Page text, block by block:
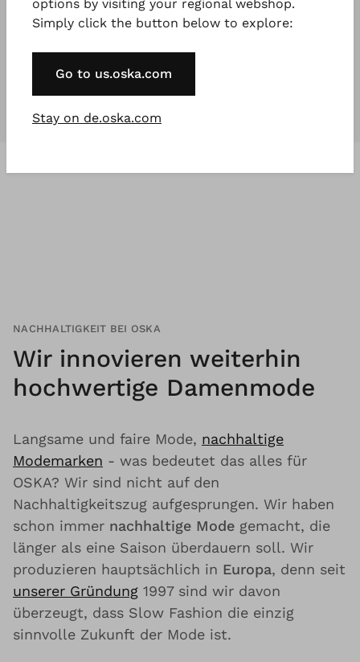
Unsere Kollektionensind fürjeden
der etwas Besonderes will.
NACHHALTIGKEIT BEI OSKA
Wir innovieren weiterhin
hochwertige Damenmode
Langsame und faire Mode, nachhaltige
Modemarken - was bedeutet das alles für
OSKA? Wir sind nicht auf den
Nachhaltigkeitszug aufgesprungen. Wir haben
schon immer nachhaltige Mode gemacht, die
länger als eine Saison überdauern soll. Wir
produzieren hauptsächlich in Europa, denn seit
unserer Gründung 1997 sind wir davon
überzeugt, dass Slow Fashion die einzig
sinnvolle Zukunft der Mode ist.
options by visiting your regional webshop.
Simply click the button below to explore:
Go to us.oska.com
Stay on de.oska.com